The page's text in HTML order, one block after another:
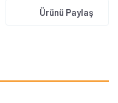
Ürünü Paylaş